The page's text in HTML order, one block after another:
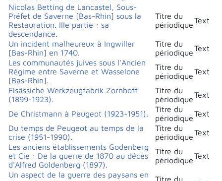
Nicolas Betting de Lancastel, Sous-
Préfet de Saverne [Bas-Rhin] sous la
Restauration. IIIe partie : sa
descendance.
Titre du
périodiqueText
Un incident malheureux à Ingwiller
[Bas-Rhin] en 1740.
Titre du
périodiqueText
Les communautés juives sous l'Ancien
Régime entre Saverne et Wasselone
[Bas-Rhin].
Titre du
périodiqueText
Elsässiche Werkzeugfabrik Zornhoff
(1899-1923).
Titre du
périodiqueText
De Christmann à Peugeot (1923-1951).
Titre du
périodiqueText
Du temps de Peugeot au temps de la
crise (1951-1990).
Titre du
périodiqueText
Les anciens établissements Godenberg
et Cie : De la guerre de 1870 au décès
d'Alfred Goldenberg (1897).
Titre du
périodiqueText
Un aspect de la guerre des paysans en
Titre du